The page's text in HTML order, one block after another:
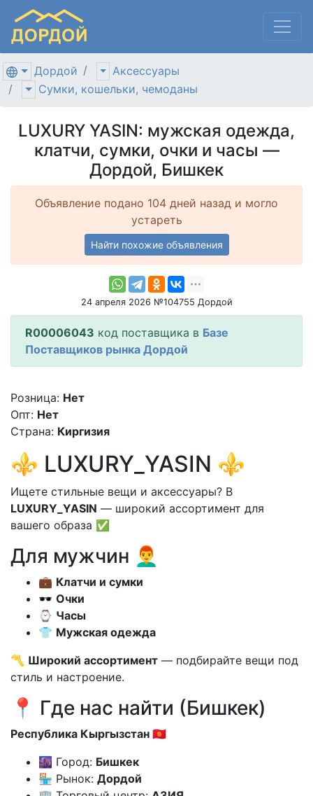
Дордой
Аксессуары
Сумки, кошельки, чемоданы
LUXURY YASIN: мужская одежда,
клатчи, сумки, очки и часы —
Дордой, Бишкек
Объявление подано 104 дней назад и могло
устареть
Найти похожие объявления
24 апреля 2026 №104755 Дордой
R00006043 код поставщика в Базе
Поставщиков рынка Дордой
Розница: Нет
Опт: Нет
Страна: Киргизия
⚜️ LUXURY_YASIN ⚜️
Ищете стильные вещи и аксессуары? В
LUXURY_YASIN — широкий ассортимент для
вашего образа ✅
Для мужчин 👨‍🦰
💼 Клатчи и сумки
🕶 Очки
⌚ Часы
👕 Мужская одежда
〽️ Широкий ассортимент — подбирайте вещи под
стиль и настроение.
📍 Где нас найти (Бишкек)
Республика Кыргызстан 🇰🇬
🌆 Город: Бишкек
🏪 Рынок: Дордой